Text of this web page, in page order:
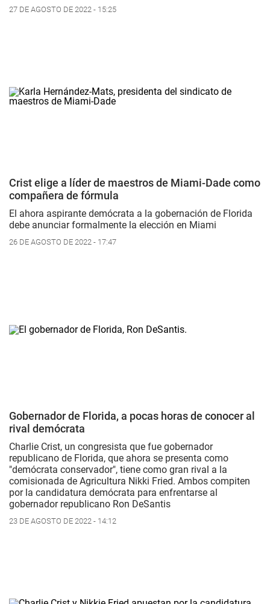
27 DE AGOSTO DE 2022 - 15:25
Crist elige a líder de maestros de Miami-Dade como
compañera de fórmula
El ahora aspirante demócrata a la gobernación de Florida
debe anunciar formalmente la elección en Miami
26 DE AGOSTO DE 2022 - 17:47
Gobernador de Florida, a pocas horas de conocer al
rival demócrata
Charlie Crist, un congresista que fue gobernador
republicano de Florida, que ahora se presenta como
"demócrata conservador", tiene como gran rival a la
comisionada de Agricultura Nikki Fried. Ambos compiten
por la candidatura demócrata para enfrentarse al
gobernador republicano Ron DeSantis
23 DE AGOSTO DE 2022 - 14:12